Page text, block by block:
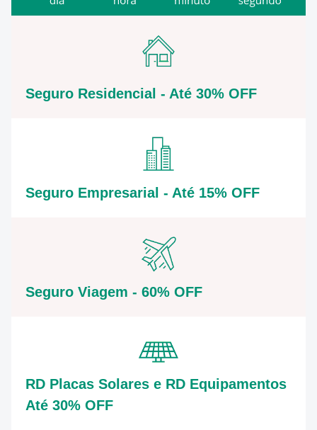
Seguro Residencial - Até 30% OFF
Seguro Empresarial - Até 15% OFF
Seguro Viagem - 60% OFF
RD Placas Solares e RD Equipamentos
Até 30% OFF